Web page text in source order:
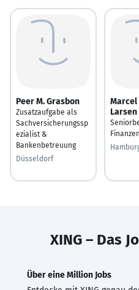
Peer M. Grasbon
Zusatzaufgabe als
Sachversicherungssp
ezialist &
Bankenbetreuung
Düsseldorf
Marcel
Larsen
XING – Das
Über eine Million Jobs